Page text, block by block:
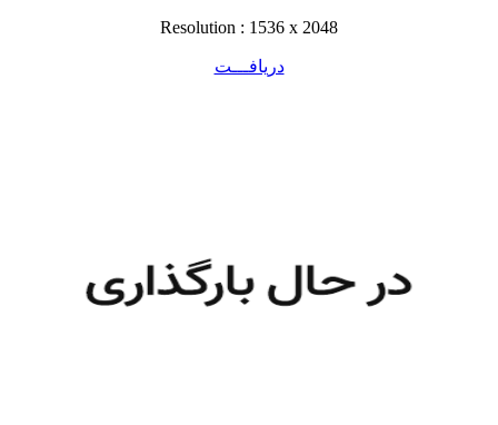
Resolution : 1536 x 2048
دریافـــت